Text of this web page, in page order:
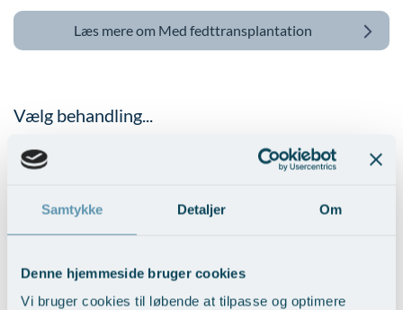
Samtykke Detaljer Om
Denne hjemmeside bruger cookies
Vi bruger cookies til løbende at tilpasse og optimere
Læs mere om Med fedttransplantation
Vælg behandling...